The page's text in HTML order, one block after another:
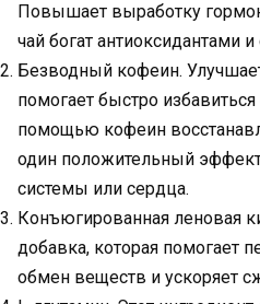
Повышает выработку
чай богат антиоксидантами
Безводный кофеин.
помогает быстро
помощью кофеин
один положительный
системы или сердца.
Конъюгированная леновая
добавка, которая помогает
обмен веществ и ускоряет